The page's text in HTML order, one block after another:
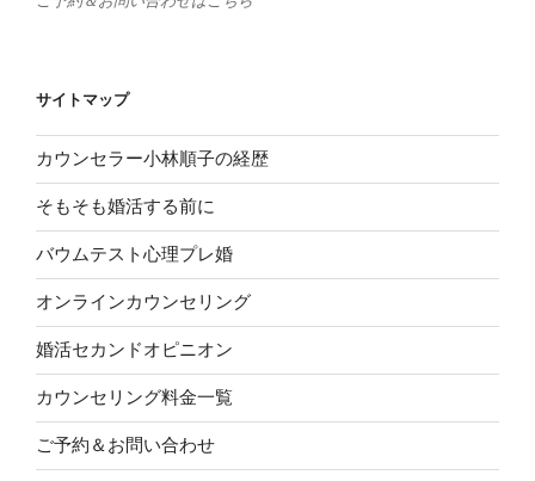
サイトマップ
カウンセラー小林順子の経歴
そもそも婚活する前に
バウムテスト心理プレ婚
オンラインカウンセリング
婚活セカンドオピニオン
カウンセリング料金一覧
ご予約＆お問い合わせ